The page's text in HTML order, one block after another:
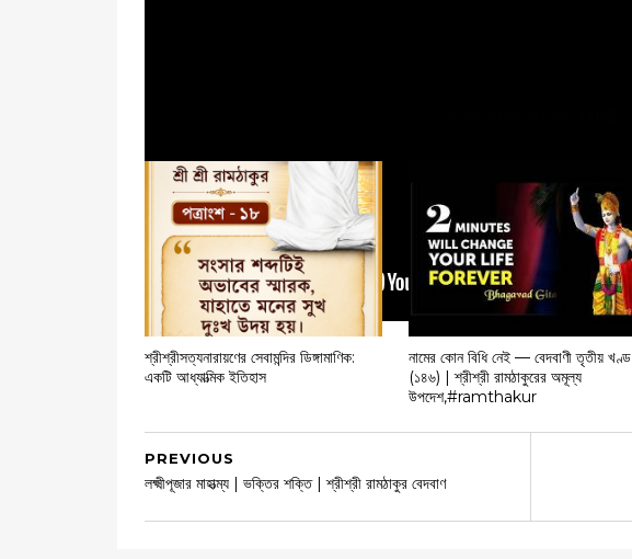
শ্রীশ্রীসত্যনারায়ণের সেবামন্দির ডিঙ্গামাণিক:
একটি আধ্যাত্মিক ইতিহাস
নামের কোন বিধি নেই — বেদবাণী তৃতীয় খণ্ড
(১৪৬) | শ্রীশ্রী রামঠাকুরের অমূল্য
উপদেশ,#ramthakur
PREVIOUS
লক্ষ্মীপূজার মাহাত্ম্য | ভক্তির শক্তি | শ্রীশ্রী রামঠাকুর বেদবাণ